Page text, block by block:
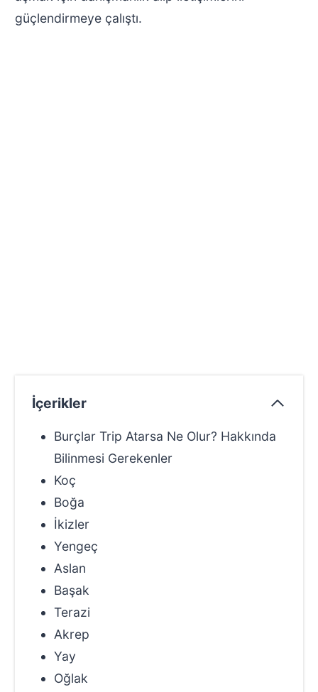
güçlendirmeye çalıştı.
İçerikler
Burçlar Trip Atarsa Ne Olur? Hakkında
Bilinmesi Gerekenler
Koç
Boğa
İkizler
Yengeç
Aslan
Başak
Terazi
Akrep
Yay
Oğlak